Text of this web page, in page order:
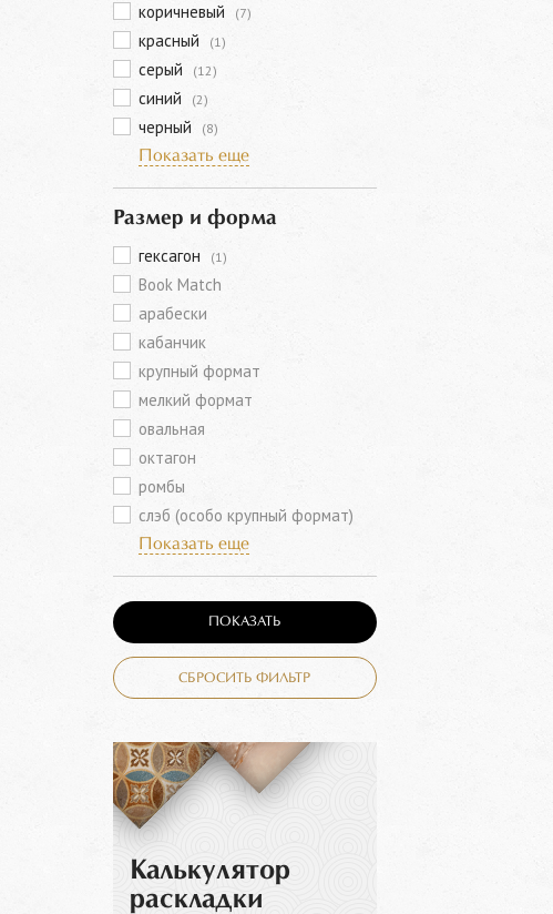
коричневый (7)
красный (1)
серый (12)
синий (2)
черный
(8)
Показать еще
Размер и форма
гексагон (1)
Book Match
арабески
кабанчик
крупный формат
мелкий формат
овальная
октагон
ромбы
слэб (особо крупный формат)
Показать еще
ПОКАЗАТЬ
СБРОСИТЬ ФИЛЬТР
Калькулятор
раскладки